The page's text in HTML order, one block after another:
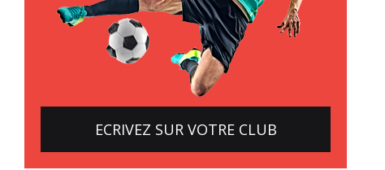
ECRIVEZ SUR VOTRE CLUB